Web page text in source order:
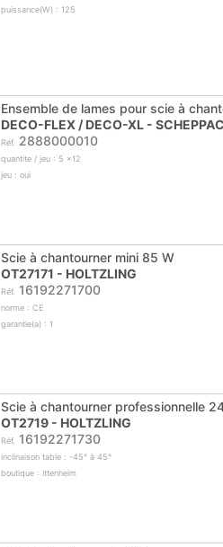
puissance(W) : 125
Ensemble de lames pour scie à
DECO-FLEX / DECO-XL -
Réf. 2888000010
quantite / jeu : 5 x12
jeu : oui
Scie à chantourner mini 85 W
OT27171 - HOLTZLING
Réf. 16192271700
norme : CE
garantie(a) : 1
Scie à chantourner professionnelle
OT2719 - HOLTZLING
Réf. 16192271730
inclinaison table : -45° à 45°
boutique : Ittenheim